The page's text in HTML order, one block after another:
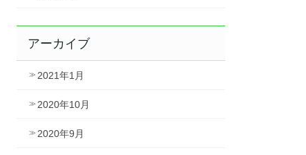
アーカイブ
2021年1月
2020年10月
2020年9月